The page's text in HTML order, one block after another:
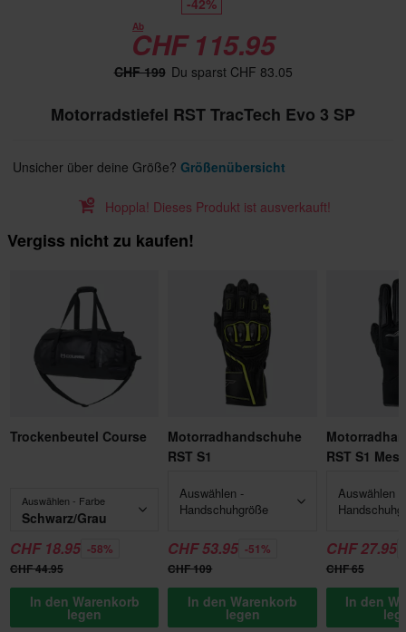
-42%
Ab
CHF 115.95
CHF 199 Du sparst CHF 83.05
Motorradstiefel RST TracTech Evo 3 SP
Unsicher über deine Größe? Größenübersicht
Hoppla! Dieses Produkt ist ausverkauft!
Vergiss nicht zu kaufen!
Trockenbeutel Course
Auswählen - Farbe
Schwarz/Grau
CHF 18.95 -58%
CHF 44.95
In den Warenkorb
legen
Motorradhandschuhe
RST S1
Auswählen -
Handschuhgröße
CHF 53.95 -51%
CHF 109
In den Warenkorb
legen
RST S1
Auswählen -
CHF 27.95
CHF 65
In den